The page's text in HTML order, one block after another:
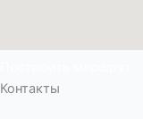
Контакты